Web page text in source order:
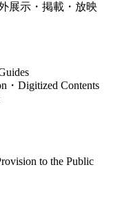
展示・掲載・放映
・Digitized Contents
to the Public